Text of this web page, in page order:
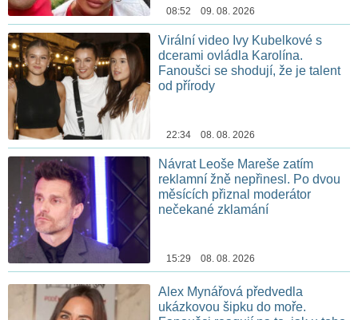
08:52 09. 08. 2026
Virální video Ivy Kubelkové s
dcerami ovládla Karolína.
Fanoušci se shodují, že je talent
od přírody
22:34 08. 08. 2026
Návrat Leoše Mareše zatím
reklamní žně nepřinesl. Po dvou
měsících přiznal moderátor
nečekané zklamání
15:29 08. 08. 2026
Alex Mynářová předvedla
ukázkovou šipku do moře.